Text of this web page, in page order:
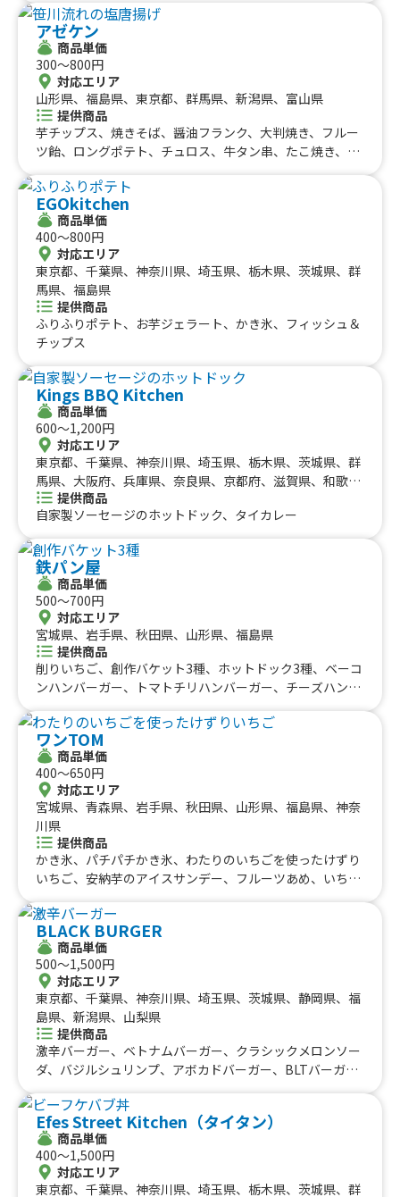
ビーカステラ各種、フルーツドリンク、かき氷各種、フロ
ート各種、サンデー各種、ソフトクリーム各種、クリーミ
ーシェイク各種、仙台牛串焼き
アゼケン
商品単価
300〜800円
対応エリア
山形県、福島県、東京都、群馬県、新潟県、富山県
提供商品
芋チップス、焼きそば、醤油フランク、大判焼き、フルー
ツ飴、ロングポテト、チュロス、牛タン串、たこ焼き、笹
EGOkitchen
商品単価
400〜800円
対応エリア
東京都、千葉県、神奈川県、埼玉県、栃木県、茨城県、群
馬県、福島県
提供商品
ふりふりポテト、お芋ジェラート、かき氷、フィッシュ＆
チップス
Kings BBQ Kitchen
商品単価
600〜1,200円
対応エリア
東京都、千葉県、神奈川県、埼玉県、栃木県、茨城県、群
馬県、大阪府、兵庫県、奈良県、京都府、滋賀県、和歌山
県、宮城県、山形県、福島県
提供商品
自家製ソーセージのホットドック、タイカレー
鉄パン屋
商品単価
500〜700円
対応エリア
宮城県、岩手県、秋田県、山形県、福島県
提供商品
削りいちご、創作バケット3種、ホットドック3種、ベーコ
ンハンバーガー、トマトチリハンバーガー、チーズハンバ
ワンTOM
商品単価
400〜650円
対応エリア
宮城県、青森県、岩手県、秋田県、山形県、福島県、神奈
川県
提供商品
かき氷、パチパチかき氷、わたりのいちごを使ったけずり
いちご、安納芋のアイスサンデー、フルーツあめ、いちご
芋ブリュレ、焼き芋、わたりのいちごを使ったいちごミル
ク、わたりのいちごを使ったいちごチョコ棒、わたりのい
ちごを使ったいちごあめ
BLACK BURGER
商品単価
500〜1,500円
対応エリア
東京都、千葉県、神奈川県、埼玉県、茨城県、静岡県、福
島県、新潟県、山梨県
提供商品
激辛バーガー、ベトナムバーガー、クラシックメロンソー
ダ、バジルシュリンプ、アボカドバーガー、BLTバーガ
Efes Street Kitchen（タイタン）
商品単価
400〜1,500円
対応エリア
東京都、千葉県、神奈川県、埼玉県、栃木県、茨城県、群